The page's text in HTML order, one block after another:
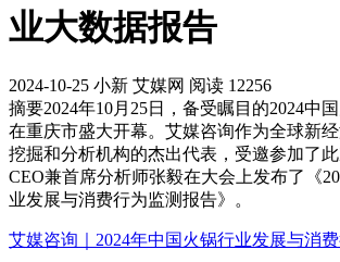
业大数据报告
2024-10-25 小新 艾媒网 阅读 12256
摘要2024年10月25日，备受瞩目的2024中
在重庆市盛大开幕。艾媒咨询作为全球新
挖掘和分析机构的杰出代表，受邀参加了
CEO兼首席分析师张毅在大会上发布了《
业发展与消费行为监测报告》。
艾媒咨询｜2024年中国火锅行业发展与消